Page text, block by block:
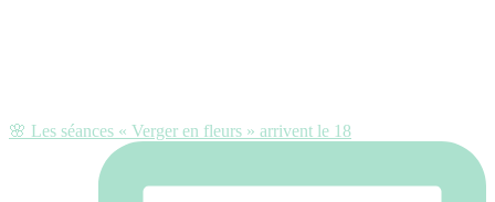
🌸 Les séances « Verger en fleurs » arrivent le 18